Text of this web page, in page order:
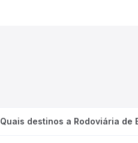
Quais destinos a Rodoviária de